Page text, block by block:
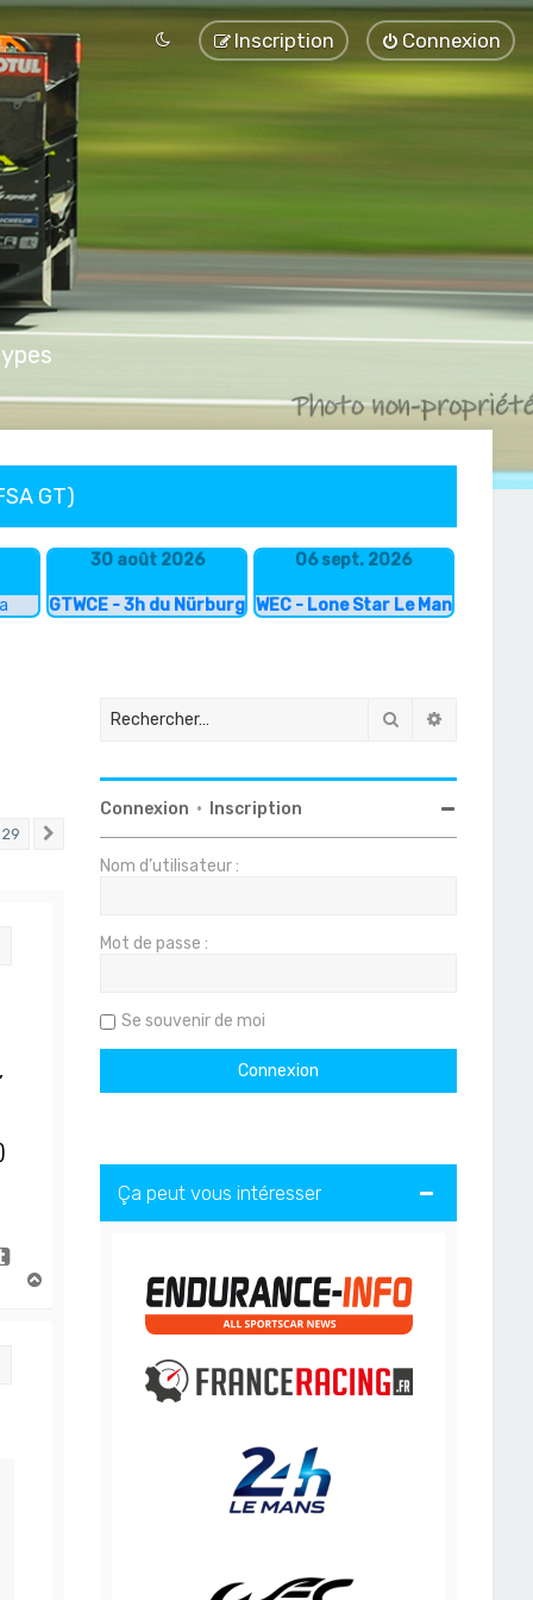
Connexion
Inscription
GT)
30 août 2026
GTWCE - 3h du Nürburgring
06 sept. 2026
WEC - Lone Star Le Mans
29 Suivant
Rechercher
Connexion • Inscription
Nom d’utilisateur :
Mot de passe :
Se souvenir de moi
Ça peut vous intéresser